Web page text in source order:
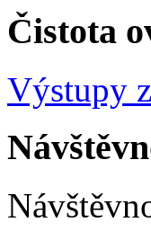
Čistota
Výstupy